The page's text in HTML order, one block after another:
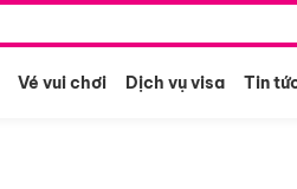
Vé vui chơi Dịch vụ visa Tin